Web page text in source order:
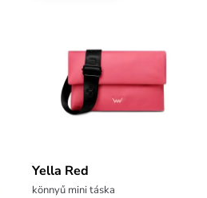
Yella Red
könnyű mini táska